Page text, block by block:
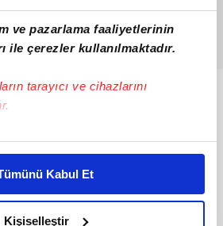
ve pazarlama faaliyetlerinin
ile çerezler kullanılmaktadır.
tarayıcı ve cihazlarını
halinde sizlere özel
yaşatabiliriz. Bunu yaparken
iyi bir reklam deneyimi sunmak
iyi içerikleri sunabilmek adına
Kabul Et
Kişiselleştir